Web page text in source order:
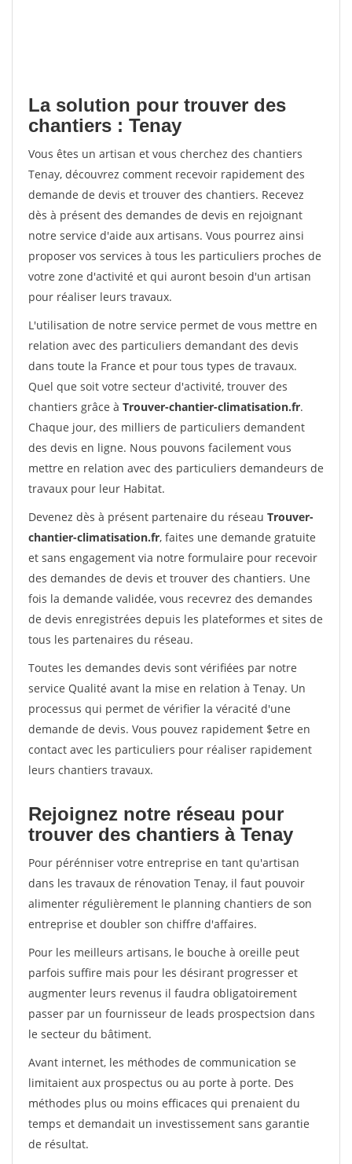
La solution pour trouver des
chantiers : Tenay
Vous êtes un artisan et vous cherchez des chantiers
Tenay, découvrez comment recevoir rapidement des
demande de devis et trouver des chantiers. Recevez
dès à présent des demandes de devis en rejoignant
notre service d'aide aux artisans. Vous pourrez ainsi
proposer vos services à tous les particuliers proches de
votre zone d'activité et qui auront besoin d'un artisan
pour réaliser leurs travaux.
L'utilisation de notre service permet de vous mettre en
relation avec des particuliers demandant des devis
dans toute la France et pour tous types de travaux.
Quel que soit votre secteur d'activité, trouver des
chantiers grâce à Trouver-chantier-climatisation.fr.
Chaque jour, des milliers de particuliers demandent
des devis en ligne. Nous pouvons facilement vous
mettre en relation avec des particuliers demandeurs de
travaux pour leur Habitat.
Devenez dès à présent partenaire du réseau Trouver-
chantier-climatisation.fr, faites une demande gratuite
et sans engagement via notre formulaire pour recevoir
des demandes de devis et trouver des chantiers. Une
fois la demande validée, vous recevrez des demandes
de devis enregistrées depuis les plateformes et sites de
tous les partenaires du réseau.
Toutes les demandes devis sont vérifiées par notre
service Qualité avant la mise en relation à Tenay. Un
processus qui permet de vérifier la véracité d'une
demande de devis. Vous pouvez rapidement $etre en
contact avec les particuliers pour réaliser rapidement
leurs chantiers travaux.
Rejoignez notre réseau pour
trouver des chantiers à Tenay
Pour pérénniser votre entreprise en tant qu'artisan
dans les travaux de rénovation Tenay, il faut pouvoir
alimenter régulièrement le planning chantiers de son
entreprise et doubler son chiffre d'affaires.
Pour les meilleurs artisans, le bouche à oreille peut
parfois suffire mais pour les désirant progresser et
augmenter leurs revenus il faudra obligatoirement
passer par un fournisseur de leads prospectsion dans
le secteur du bâtiment.
Avant internet, les méthodes de communication se
limitaient aux prospectus ou au porte à porte. Des
méthodes plus ou moins efficaces qui prenaient du
temps et demandait un investissement sans garantie
de résultat.